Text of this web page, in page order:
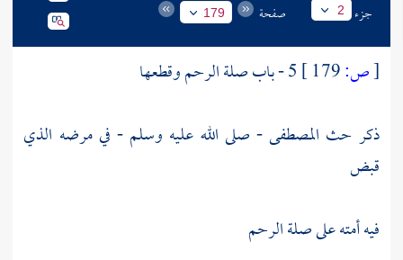
جزء 2 صفحة 179
[ص:
5 - باب صلة الرحم وقطعها
ذكر حث المصطفى - صلى الله عليه وسلم - في مرضه الذي
قبض
فيه أمته على صلة الرحم